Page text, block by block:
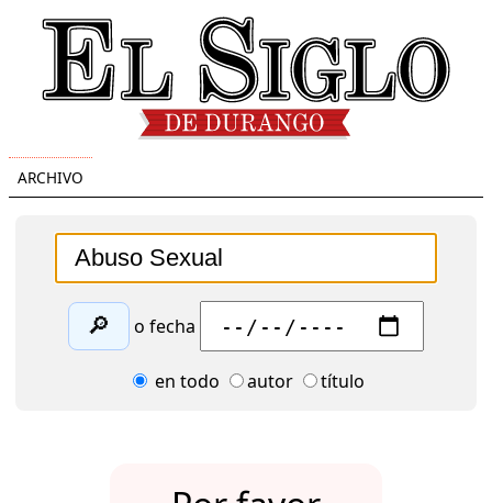
ARCHIVO
🔎 o fecha
en todo autor título